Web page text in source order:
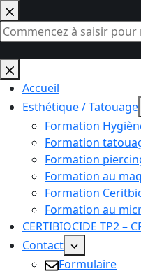
Passer
au
contenu
Aucun
résultatAccueil
Esthétique / Tatouage
Formation
Formation
Formation
Formation au
Formation
Formation au
CERTIBIOCIDE TP2 –
Contact
Formulaire